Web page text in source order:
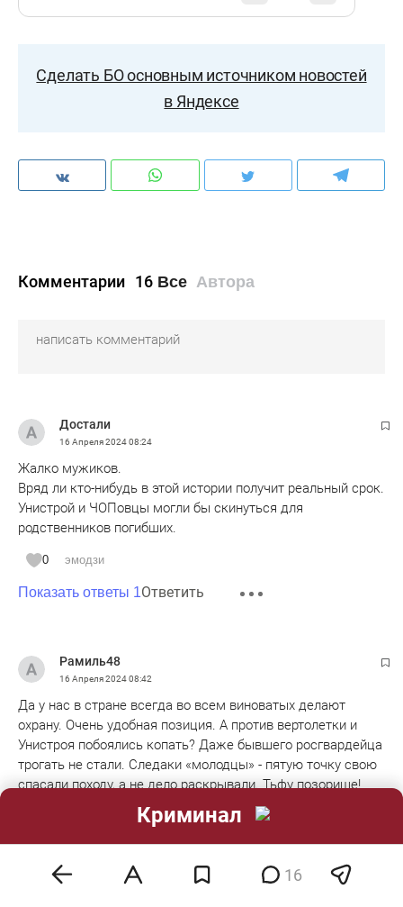
Сделать БО основным источником новостей
в Яндексе
Комментарии 16 Все Автора
Достали
16 Апреля 202408:24
Жалко мужиков.
Вряд ли кто-нибудь в этой истории получит реальный срок.
Унистрой и ЧОПовцы могли бы скинуться для
родственников погибших.
0 эмодзи
Показать ответы 1Ответить
Рамиль48
16 Апреля 202408:42
Да у нас в стране всегда во всем виноватых делают
охрану. Очень удобная позиция. А против вертолетки и
Унистроя побоялись копать? Даже бывшего росгвардейца
трогать не стали. Следаки «молодцы» - пятую точку свою
спасали походу, а не дело раскрывали. Тьфу позорище!
Жалко охранников, жалко родственников, жалко
директора ЧОПа - она походу вообще не при делах.
эмодзи 16
Криминал